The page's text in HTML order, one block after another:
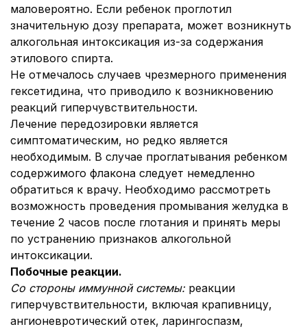
маловероятно. Если ребенок проглотил
значительную дозу препарата, может возникнуть
алкогольная интоксикация из-за содержания
этилового спирта.
Не отмечалось случаев чрезмерного применения
гексетидина, что приводило к возникновению
реакций гиперчувствительности.
Лечение передозировки является
симптоматическим, но редко является
необходимым. В случае проглатывания ребенком
содержимого флакона следует немедленно
обратиться к врачу. Необходимо рассмотреть
возможность проведения промывания желудка в
течение 2 часов после глотания и принять меры
по устранению признаков алкогольной
интоксикации.
Побочные реакции.
Со стороны иммунной системы: реакции
гиперчувствительности, включая крапивницу,
ангионевротический отек, ларингоспазм,